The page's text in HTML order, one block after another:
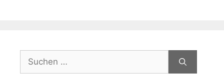
Suchen
nach: